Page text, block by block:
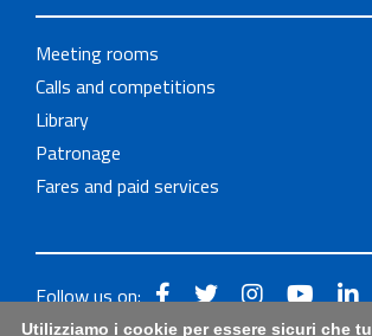
Meeting rooms
Calls and competitions
Library
Patronage
Fares and paid services
Follow us on:
Utilizziamo i cookie per essere sicuri che tu